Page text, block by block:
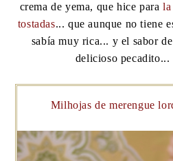
crema de yema, que hice parala
tostadas... que aunque no tiene
sabía muy rica... y el sabor
delicioso pecadito...
Milhojas de merengue